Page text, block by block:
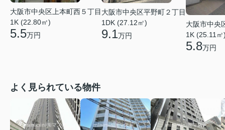
大阪市中央区上本町西５丁目
1K (22.80㎡)
5.5万円
大阪市中央区平野町２丁目
1DK (27.12㎡)
9.1万円
大阪市中央
1K (25.11㎡
5.8万円
よく見られている物件